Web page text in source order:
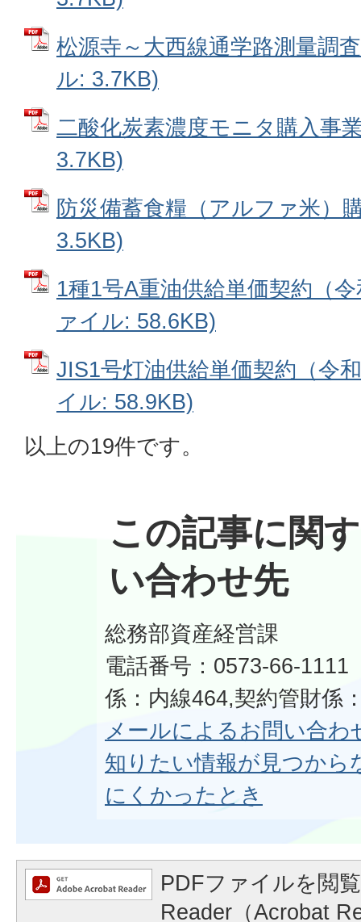
松源寺～大西線通学路測量調
ル: 3.7KB)
二酸化炭素濃度モニタ購入事
3.7KB)
防災備蓄食糧（アルファ米）
3.5KB)
1種1号A重油供給単価契約（
ァイル: 58.6KB)
JIS1号灯油供給単価契約（令
イル: 58.9KB)
以上の19件です。
この記事に関
い合わせ先
総務部資産経営課
電話番号：0573-66-1111
係：内線464,契約管財係
メールによるお問い合わ
知りたい情報が見つから
にくかったとき
PDFファイルを閲
Reader（Acrobat